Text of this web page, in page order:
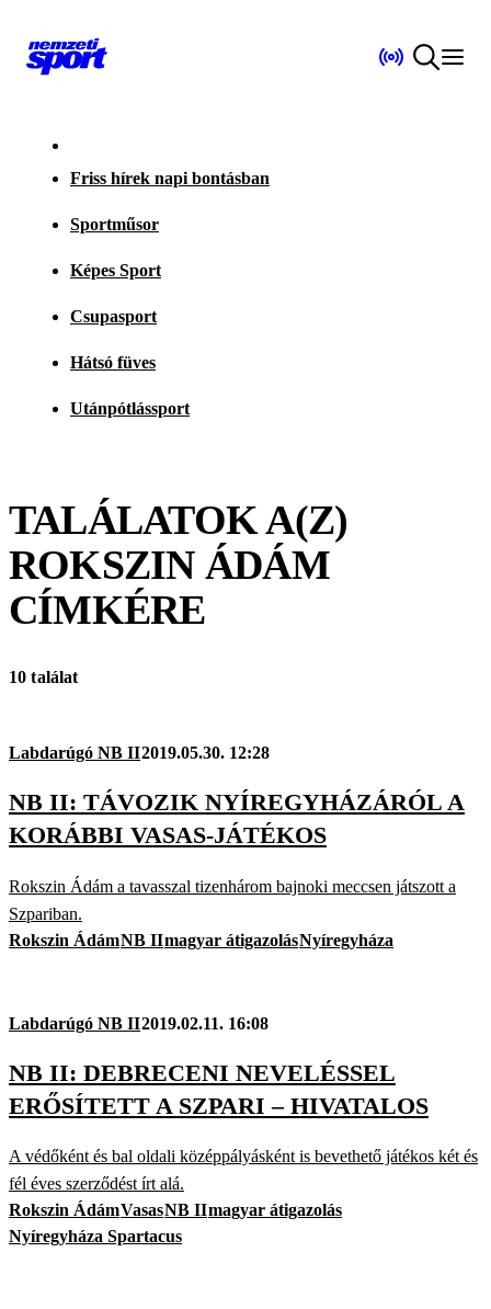
Friss hírek napi bontásban
Sportműsor
Képes Sport
Csupasport
Hátsó füves
Utánpótlássport
TALÁLATOK A(Z)
ROKSZIN ÁDÁM
CÍMKÉRE
10 találat
Labdarúgó NB II2019.05.30. 12:28
NB II: TÁVOZIK NYÍREGYHÁZÁRÓL A
KORÁBBI VASAS-JÁTÉKOS
Rokszin Ádám a tavasszal tizenhárom bajnoki meccsen játszott a
Szpariban.
Rokszin ÁdámNB IImagyar átigazolásNyíregyháza
Labdarúgó NB II2019.02.11. 16:08
NB II: DEBRECENI NEVELÉSSEL
ERŐSÍTETT A SZPARI – HIVATALOS
A védőként és bal oldali középpályásként is bevethető játékos két és
fél éves szerződést írt alá.
Rokszin ÁdámVasasNB IImagyar átigazolás
Nyíregyháza Spartacus